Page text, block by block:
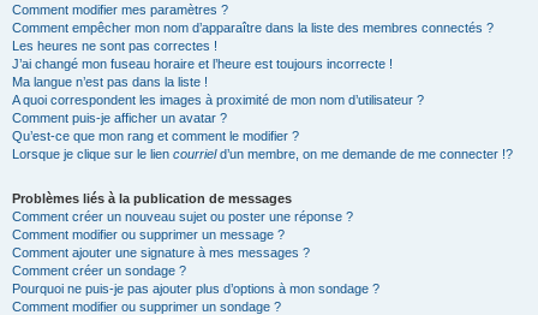
Comment modifier mes paramètres ?
Comment empêcher mon nom d’apparaître dans la liste des membres connectés ?
Les heures ne sont pas correctes !
J’ai changé mon fuseau horaire et l’heure est toujours incorrecte !
Ma langue n’est pas dans la liste !
A quoi correspondent les images à proximité de mon nom d’utilisateur ?
Comment puis-je afficher un avatar ?
Qu’est-ce que mon rang et comment le modifier ?
Lorsque je clique sur le lien courrield’un membre, on me demande de me connecter !?
Problèmes liés à la publication de messages
Comment créer un nouveau sujet ou poster une réponse ?
Comment modifier ou supprimer un message ?
Comment ajouter une signature à mes messages ?
Comment créer un sondage ?
Pourquoi ne puis-je pas ajouter plus d’options à mon sondage ?
Comment modifier ou supprimer un sondage ?